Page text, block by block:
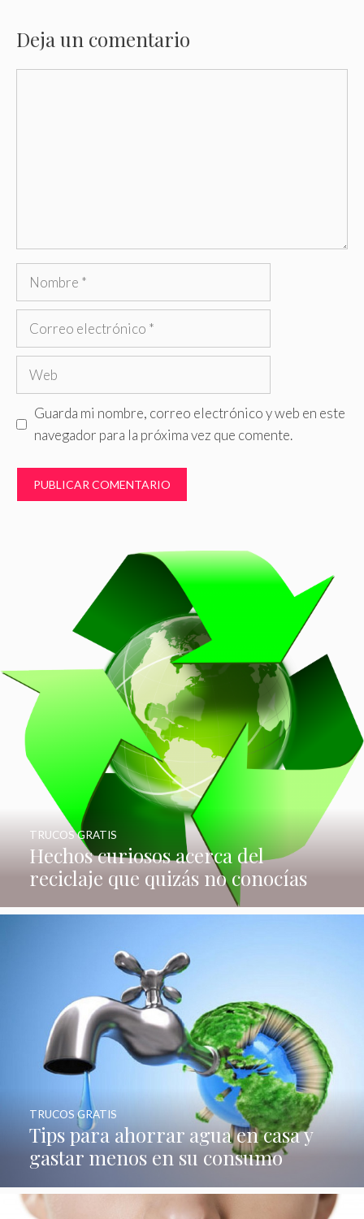
Deja un comentario
Nombre
Correo
Web
Guarda mi nombre, correo electrónico y web en este
navegador para la próxima vez que comente.
Hechos curiosos acerca del
reciclaje que quizás no conocías
TRUCOS GRATIS
Tips para ahorrar agua en casa y
gastar menos en su consumo
TRUCOS GRATIS